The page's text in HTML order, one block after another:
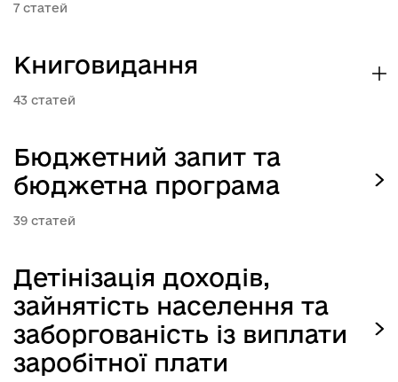
7
Книговидання
43
Бюджетний запит та
бюджетна програма
39
Детінізація доходів,
зайнятість населення та
заборгованість із виплати
заробітної плати